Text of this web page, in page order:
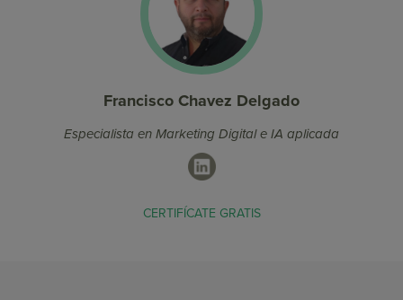
Francisco Chavez Delgado
Especialista en Marketing Digital e IA aplicada
LinkedIn
CERTIFÍCATE GRATIS